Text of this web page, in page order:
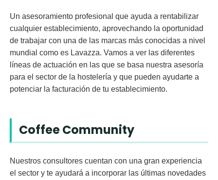
Un asesoramiento profesional que ayuda a rentabilizar
cualquier establecimiento, aprovechando la oportunidad
de trabajar con una de las marcas más conocidas a nivel
mundial como es Lavazza. Vamos a ver las diferentes
líneas de actuación en las que se basa nuestra asesoría
para el sector de la hostelería y que pueden ayudarte a
potenciar la facturación de tu establecimiento.
Coffee Community
Nuestros consultores cuentan con una gran experiencia
el sector y te ayudará a incorporar las últimas novedades